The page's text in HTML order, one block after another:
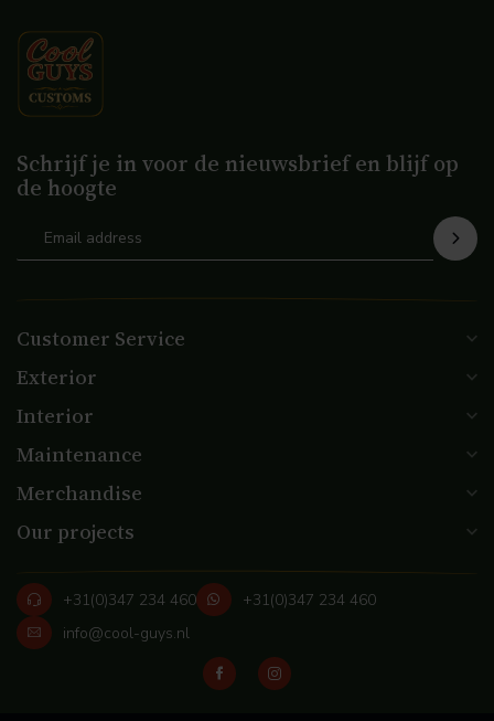
Schrijf je in voor de nieuwsbrief en blijf op
de hoogte
Customer Service
Exterior
Interior
Maintenance
Merchandise
Our projects
+31(0)347 234 460
+31(0)347 234 460
info@cool-guys.nl